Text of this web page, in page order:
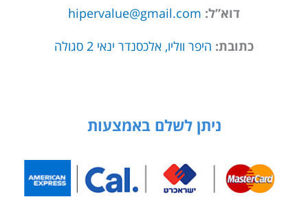
דוא”ל: hipervalue@gmail.com
כתובת: היפר ווליו, אלכסנדר ינאי 2 סגולה
ניתן לשלם באמצעות